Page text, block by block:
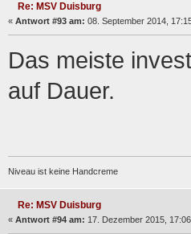
Re: MSV Duisburg
« Antwort #93 am: 08. September 2014,
Das meiste
auf Dauer.
Niveau ist keine Handcreme
Re: MSV Duisburg
« Antwort #94 am: 17. Dezember 2015,